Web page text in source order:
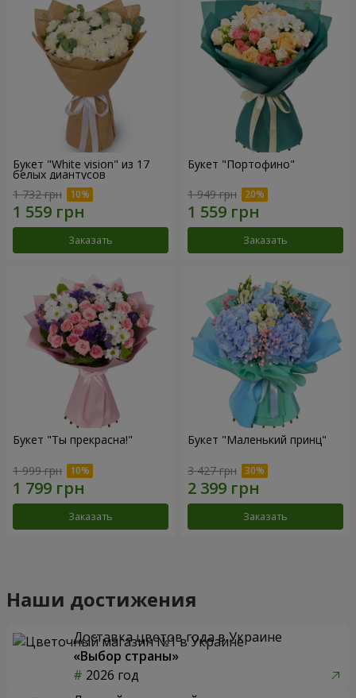
Букет "White vision" из 17
белых диантусов
1 732 грн
Заказать
Букет "Портофино"
1 949 грн
Заказать
Букет "Ты прекрасна!"
1 999 грн
Заказать
Букет "Маленький принц"
3 427 грн
Заказать
Наши достижения
Доставка цветов года в Украине
«Выбор страны»
2026 год